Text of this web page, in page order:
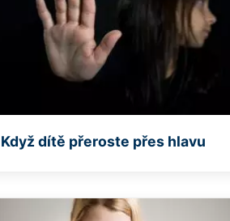
Když dítě přeroste přes hlavu